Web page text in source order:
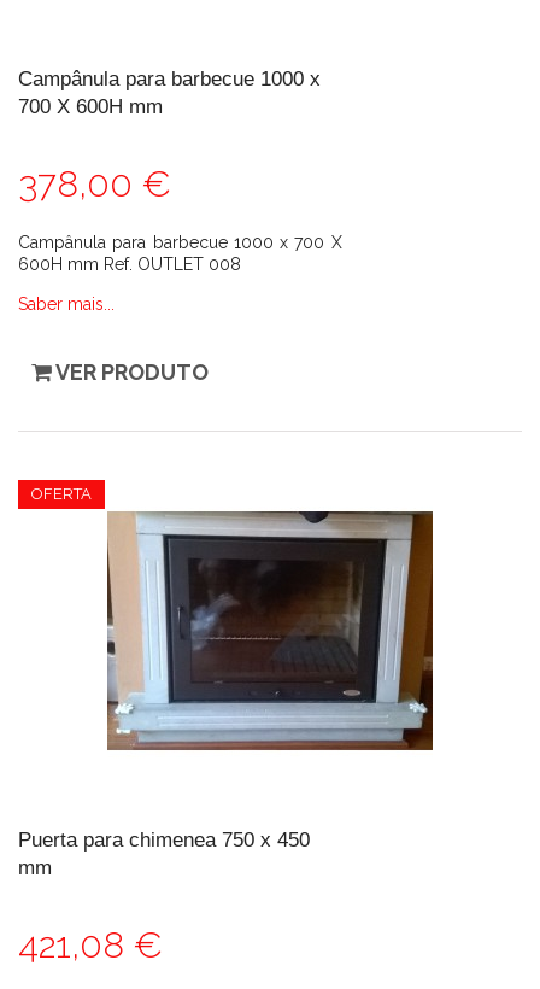
Campânula para barbecue 1000 x
700 X 600H mm
378,00 €
Campânula para barbecue 1000 x 700 X
600H mm Ref. OUTLET 008
Saber mais...
VER PRODUTO
OFERTA
Puerta para chimenea 750 x 450
mm
421,08 €